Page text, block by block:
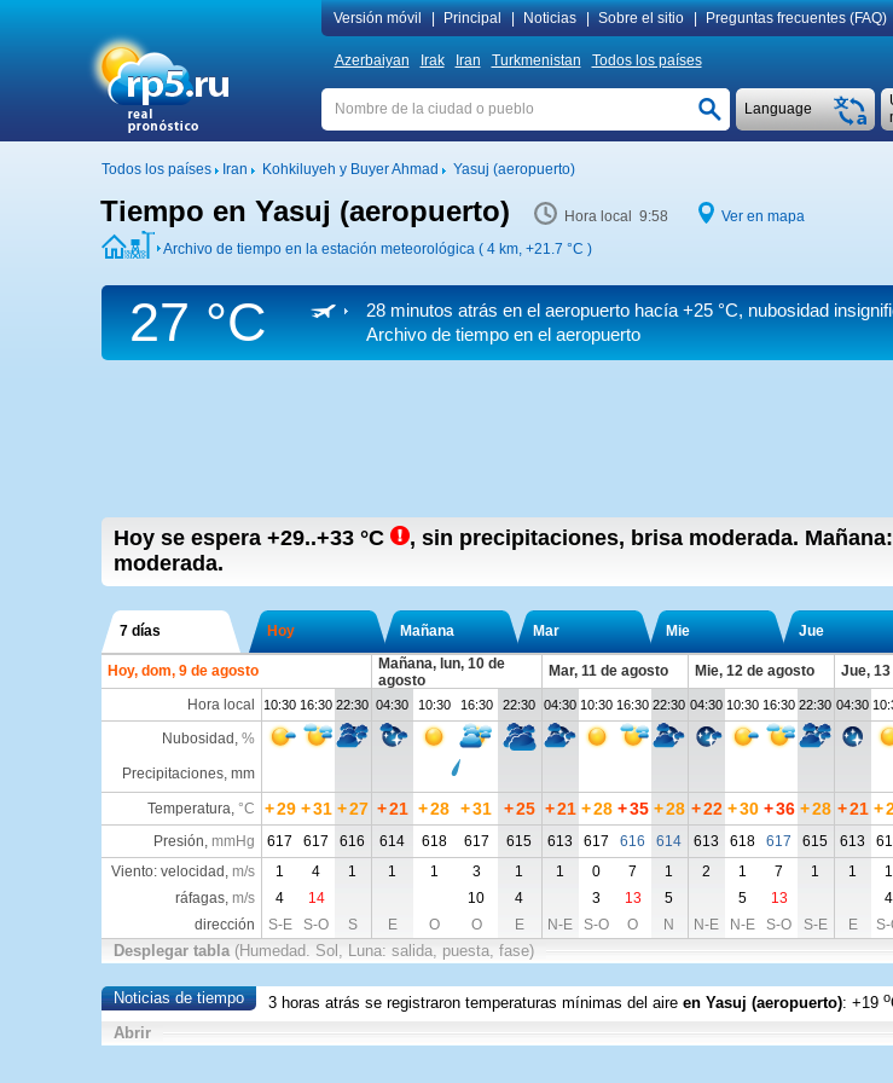
Versión móvil Principal Noticias Sobre el sitio Preguntas frecuentes (FAQ)
Azerbaiyan Irak Iran Turkmenistan Todos los países
Language
Todos los países Iran Kohkiluyeh y Buyer Ahmad Yasuj (aeropuerto)
Tiempo en Yasuj (aeropuerto) Hora local 9:58
Ver en mapa
Archivo de tiempo en la estación meteorológica ( 4 km, +21.7 °C )
27 °C 28 minutos atrás en el aeropuerto hacía +25 °C, nubosidad
Archivo de tiempo en el aeropuerto
Hoy se espera +29..+33 °C , sin precipitaciones, brisa moderada. Mañana:
moderada.
7 días Hoy Mañana Mar Mie Jue
Hoy, dom, 9 de agosto
Mañana, lun, 10 de
agosto
Mar, 11 de agosto Mie, 12 de agosto Jue,
Hora local
10:30 16:30 22:30 04:30 10:30 16:30 22:30 04:30 10:30 16:30 22:30 04:30 10:30 16:30 22:30 04:30
Nubosidad , %
Precipitaciones, mm
Temperatura, °C +29 +31 +27 +21 +28 +31 +25 +21 +28 +35 +28 +22 +30 +36 +28 +21 +
Presión, mmHg 617 617 616 614 618 617 615 613 617 616 614 613 618 617 615 613
Viento: velocidad, m/s 1 4 1 1 1 3 1 1 0 7 1 2 1 7 1 1 1
ráfagas, m/s 4 14 10 4 3 13 5 5 13 4
dirección
S-E S-O S E O O E N-E S-O O N N-E N-E S-O S-E E S-
Desplegar tabla (Humedad. Sol, Luna: salida, puesta, fase)
Noticias de tiempo 3 horas atrás se registraron temperaturas mínimas del aire en Yasuj (aeropuerto): +19 o
Abrir